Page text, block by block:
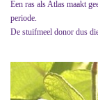
Een ras als Atlas maakt
periode.
De stuifmeel donor dus